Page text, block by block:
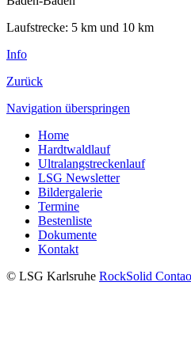
Laufstrecke: 5 km und 10 km
Info
Zurück
Navigation überspringen
Home
Hardtwaldlauf
Ultralangstreckenlauf
LSG Newsletter
Bildergalerie
Termine
Bestenliste
Dokumente
Kontakt
© LSG Karlsruhe RockSolid